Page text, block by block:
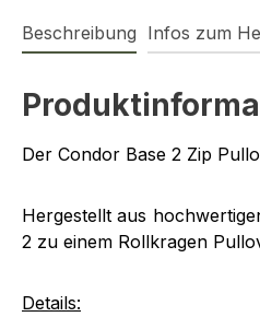
Beschreibung Infos zum
Der Condor Base 2 Zip
Hergestellt aus
2 zu einem Rollkragen
Details: